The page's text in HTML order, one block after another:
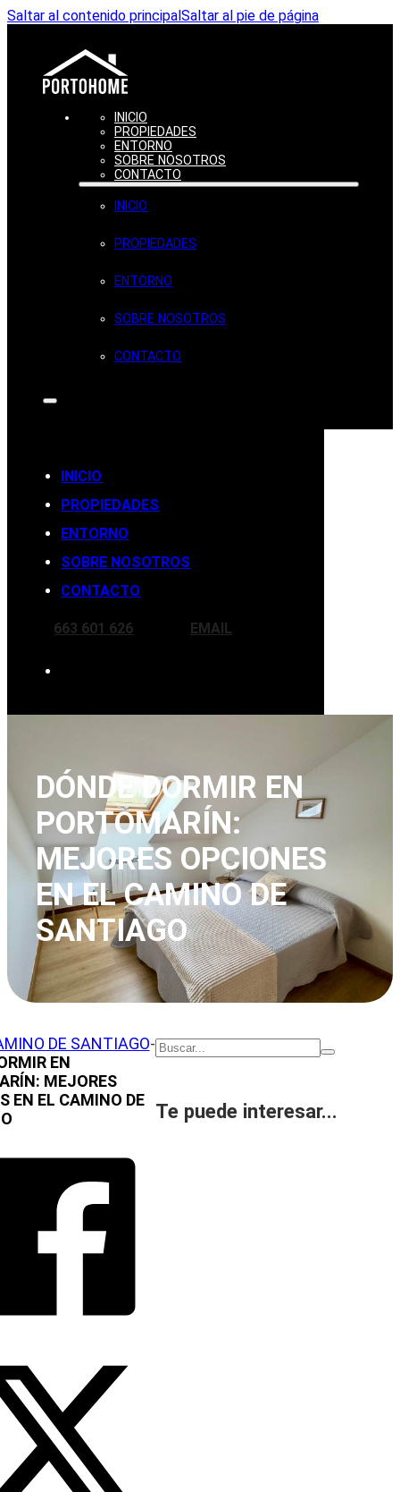
Saltar al contenido principalSaltar al pie de página
INICIO
PROPIEDADES
ENTORNO
SOBRE NOSOTROS
CONTACTO
INICIO
PROPIEDADES
ENTORNO
SOBRE NOSOTROS
CONTACTO
INICIO
PROPIEDADES
ENTORNO
SOBRE NOSOTROS
CONTACTO
663 601 626 EMAIL
DÓNDE DORMIR EN
PORTOMARÍN:
MEJORES OPCIONES
EN EL CAMINO DE
SANTIAGO
DE SANTIAGO-
EN
MEJORES
EN EL CAMINO DE
Buscar
Te puede interesar...